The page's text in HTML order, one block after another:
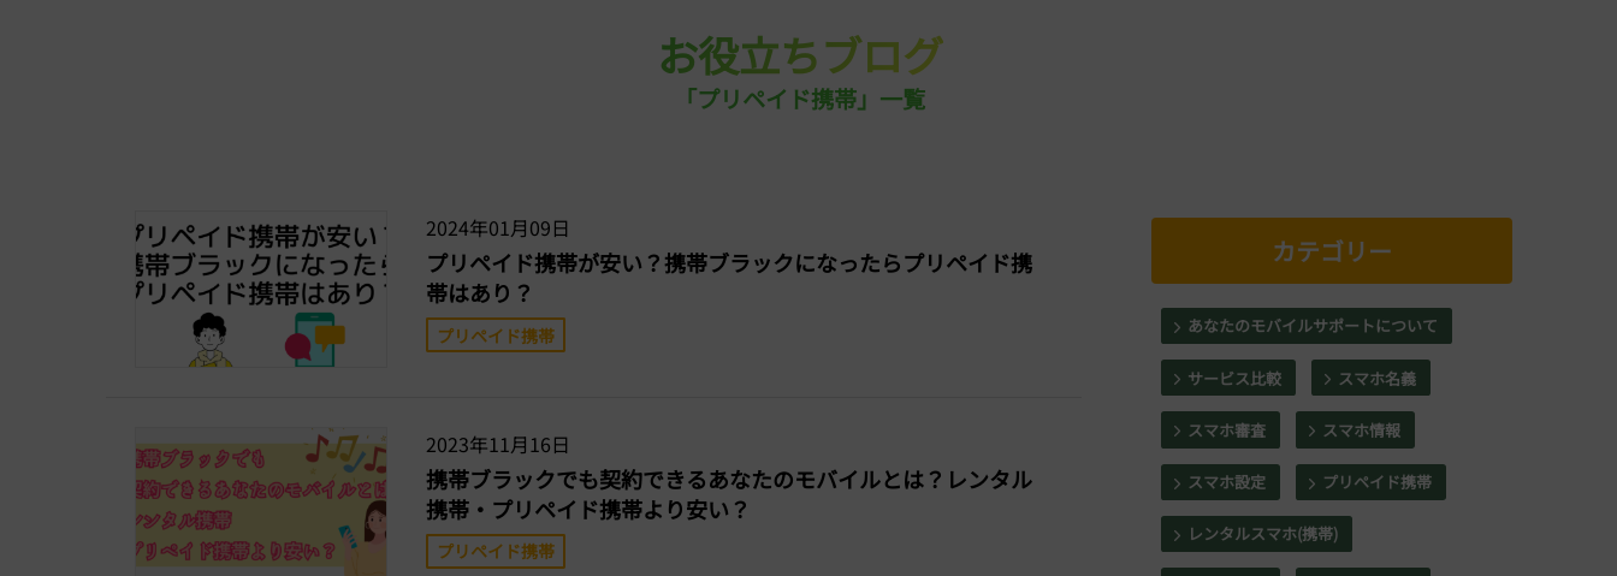
お役立ちブログ
「プリペイド携帯」一覧
2024年01月09日
プリペイド携帯が安い？携帯ブラックになったらプリペイド携
帯はあり？
プリペイド携帯
2023年11月16日
携帯ブラックでも契約できるあなたのモバイルとは？レンタル
携帯・プリペイド携帯より安い？
プリペイド携帯
カテゴリー
あなたのモバイルサポートについて
サービス比較 スマホ名義
スマホ審査 スマホ情報
スマホ設定 プリペイド携帯
レンタルスマホ(携帯)